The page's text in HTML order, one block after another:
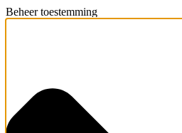
Beheer toestemming